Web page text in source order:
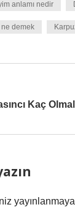
anlamı nedir
demek
Kaç